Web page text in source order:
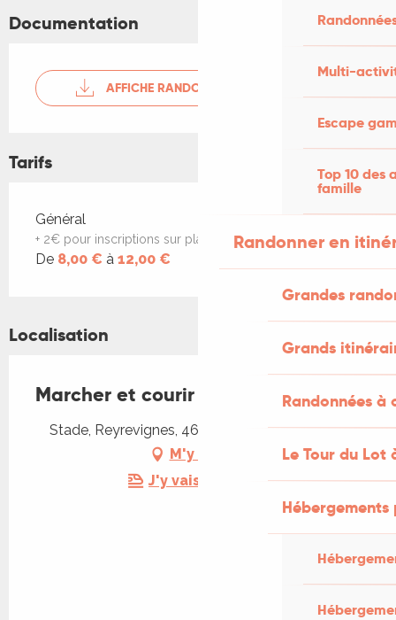
Multi-
Escape
Top 10 des
famille
Randonner en
Grandes
Grands
Randonnées
Le Tour du Lot
Documentation
AFFICHE RANDO REYREVIGNES
Tarifs
Tarifs 2026
Général
+ 2€ pour inscriptions sur place
De 8,00 € à 12,00 €
Localisation
Marcher et courir contre le cancer
Stade, Reyrevignes, 46320 Lachapelle-Auzac
M'y rendre
J'y vais en train !